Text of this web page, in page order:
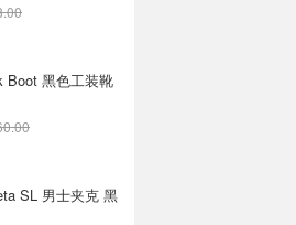
Boot 黑色工装靴
SL 男士夹克 黑